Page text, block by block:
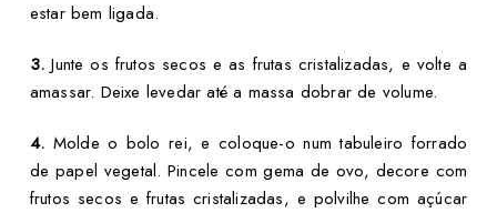
estar bem ligada.
3. Junte os frutos secos e as frutas cristalizadas, e volte a
amassar. Deixe levedar até a massa dobrar de volume.
4. Molde o bolo rei, e coloque-o num tabuleiro forrado
de papel vegetal. Pincele com gema de ovo, decore com
frutos secos e frutas cristalizadas, e polvilhe com açúcar